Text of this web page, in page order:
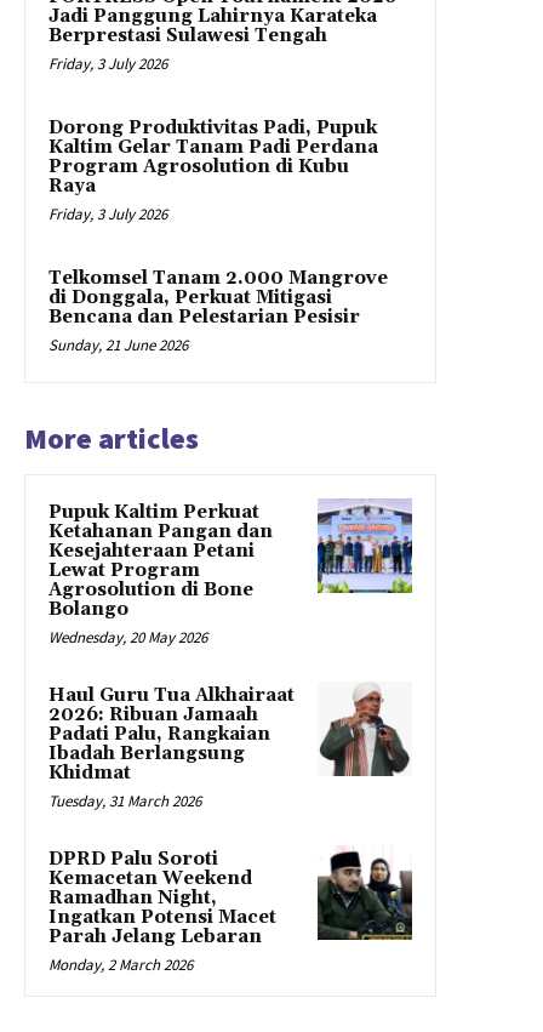
Jadi Panggung Lahirnya Karateka
Berprestasi Sulawesi Tengah
Friday, 3 July 2026
Dorong Produktivitas Padi, Pupuk
Kaltim Gelar Tanam Padi Perdana
Program Agrosolution di Kubu
Raya
Friday, 3 July 2026
Telkomsel Tanam 2.000 Mangrove
di Donggala, Perkuat Mitigasi
Bencana dan Pelestarian Pesisir
Sunday, 21 June 2026
More articles
Pupuk Kaltim Perkuat
Ketahanan Pangan dan
Kesejahteraan Petani
Lewat Program
Agrosolution di Bone
Bolango
Wednesday, 20 May 2026
Haul Guru Tua Alkhairaat
2026: Ribuan Jamaah
Padati Palu, Rangkaian
Ibadah Berlangsung
Khidmat
Tuesday, 31 March 2026
DPRD Palu Soroti
Kemacetan Weekend
Ramadhan Night,
Ingatkan Potensi Macet
Parah Jelang Lebaran
Monday, 2 March 2026